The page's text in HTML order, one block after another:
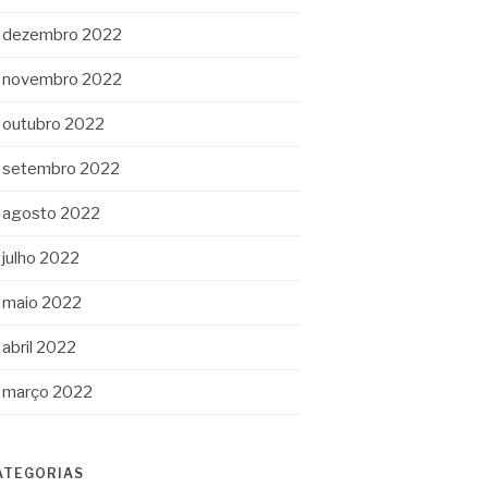
dezembro 2022
novembro 2022
outubro 2022
setembro 2022
agosto 2022
julho 2022
maio 2022
abril 2022
março 2022